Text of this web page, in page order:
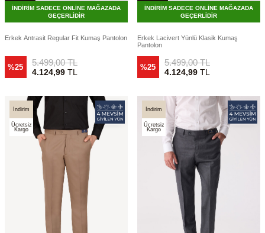
İNDİRİM SADECE ONLİNE MAĞAZADA
GEÇERLİDİR
Erkek Antrasit Regular Fit Kumaş Pantolon
%25 5.499,00TL
4.124,99TL
İNDİRİM SADECE ONLİNE MAĞAZADA
GEÇERLİDİR
Erkek Lacivert Yünlü Klasik Kumaş
Pantolon
%25 5.499,00TL
4.124,99TL
İndirim
Ücretsiz
Kargo
İndirim
Ücretsiz
Kargo